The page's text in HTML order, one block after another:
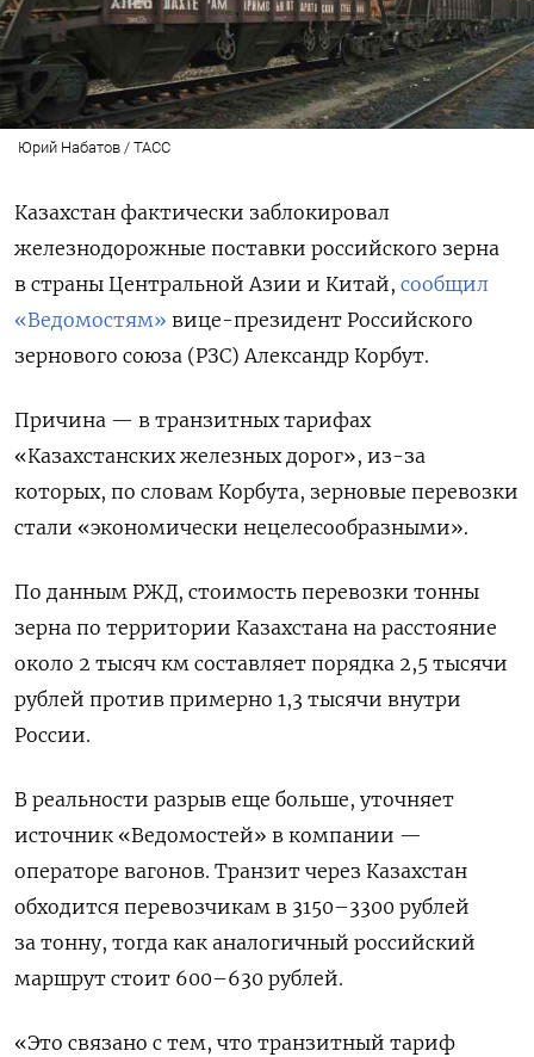
Юрий Набатов / ТАСС
Казахстан фактически заблокировал
железнодорожные поставки российского зерна
в страны Центральной Азии и Китай, сообщил
«Ведомостям» вице-президент Российского
зернового союза (РЗС) Александр Корбут.
Причина — в транзитных тарифах
«Казахстанских железных дорог», из-за
которых, по словам Корбута, зерновые перевозки
стали «экономически нецелесообразными».
По данным РЖД, стоимость перевозки тонны
зерна по территории Казахстана на расстояние
около 2 тысяч км составляет порядка 2,5 тысячи
рублей против примерно 1,3 тысячи внутри
России.
В реальности разрыв еще больше, уточняет
источник «Ведомостей» в компании —
операторе вагонов. Транзит через Казахстан
обходится перевозчикам в 3150–3300 рублей
за тонну, тогда как аналогичный российский
маршрут стоит 600–630 рублей.
«Это связано с тем, что транзитный тариф